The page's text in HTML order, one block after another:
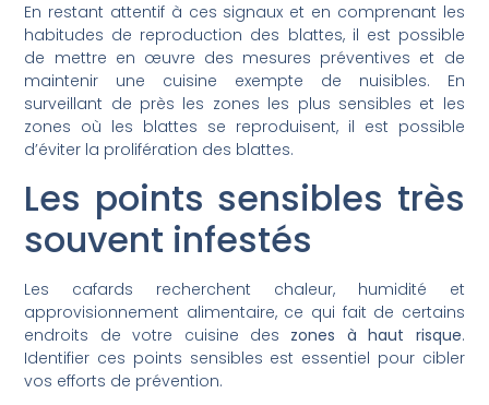
En restant attentif à ces signaux et en comprenant les
habitudes de reproduction des blattes, il est possible
de mettre en œuvre des mesures préventives et de
maintenir une cuisine exempte de nuisibles. En
surveillant de près les zones les plus sensibles et les
zones où les blattes se reproduisent, il est possible
d’éviter la prolifération des blattes.
Les points sensibles très
souvent infestés
Les cafards recherchent chaleur, humidité et
approvisionnement alimentaire, ce qui fait de certains
endroits de votre cuisine des zones à haut risque.
Identifier ces points sensibles est essentiel pour cibler
vos efforts de prévention.